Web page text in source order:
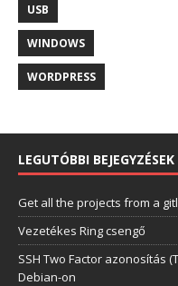
USB
WINDOWS
WORDPRESS
LEGUTÓBBI BEJEGYZÉSEK
Get all the projects from a
Vezetékes Ring csengő
SSH Two Factor azonosítás
Debian-on